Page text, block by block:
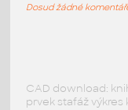
F3D
Dosud žádné
CAD download:
prvek stafáž